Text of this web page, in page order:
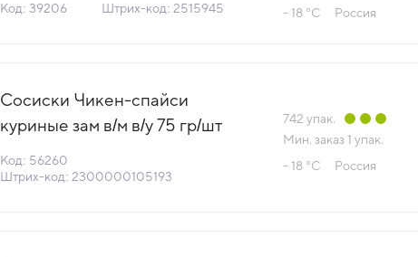
Код: 39206 Штрих-код: 2515945
- 18 °С
Россия
Сосиски Чикен-спайси
куриные зам в/м в/у 75 гр/шт
56260) (-18°С)
Код: 56260
Штрих-код: 2300000105193
742 упак.
Мин. заказ 1 упак.
- 18 °С
Россия